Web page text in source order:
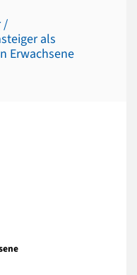
/
als
Erwachsene